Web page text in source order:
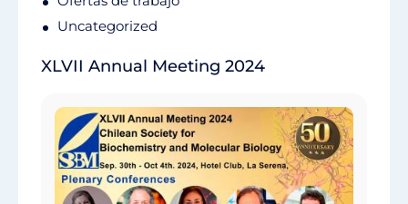
Uncategorized
XLVII Annual Meeting 2024